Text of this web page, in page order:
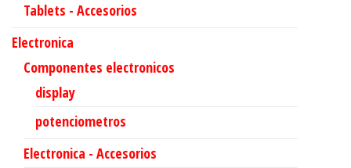
Tablets - Accesorios
Electronica
Componentes electronicos
display
potenciometros
Electronica - Accesorios